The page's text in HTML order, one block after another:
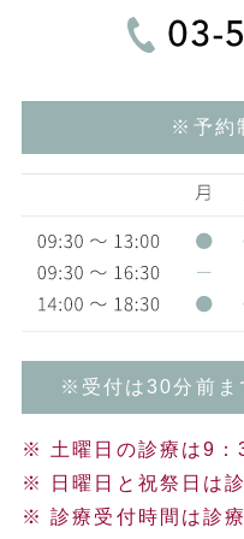
※予約
※受付は30分前ま
※ 土曜日の診療は9：
※ 日曜日と祝祭日は
※ 診療受付時間は診